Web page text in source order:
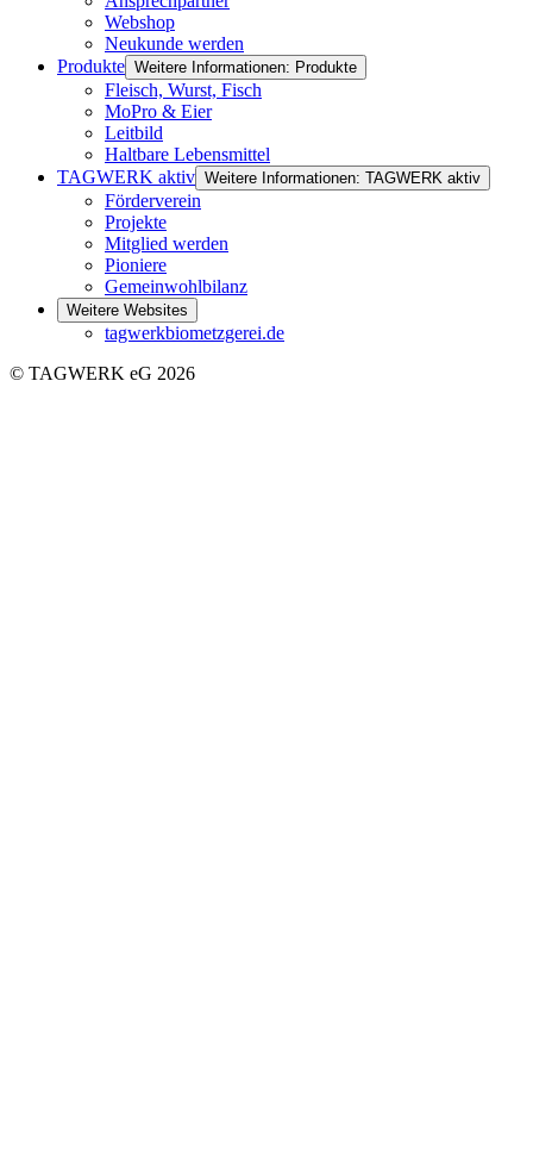
Webshop
Neukunde werden
Produkte Weitere Informationen: Produkte
Fleisch, Wurst, Fisch
MoPro & Eier
Leitbild
Haltbare Lebensmittel
TAGWERK aktiv Weitere Informationen: TAGWERK aktiv
Förderverein
Projekte
Mitglied werden
Pioniere
Gemeinwohlbilanz
Weitere Websites
tagwerkbiometzgerei.de
© TAGWERK eG 2026